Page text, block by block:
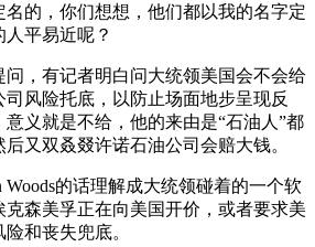
的，你们想想，他们都以我的名字定
平易近呢？
，有记者明白问大统领美国会不会给
风险托底，以防止场面地步呈现反
义就是不给，他的来由是“石油人”都
又双叒叕许诺石油公司会赔大钱。
的话理解成大统领碰着的一个软
森美孚正在向美国开价，或者要求美
和丧失兜底。